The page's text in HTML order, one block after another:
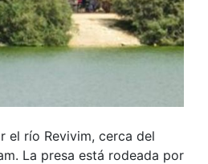
el río Revivim, cerca del
La presa está rodeada por